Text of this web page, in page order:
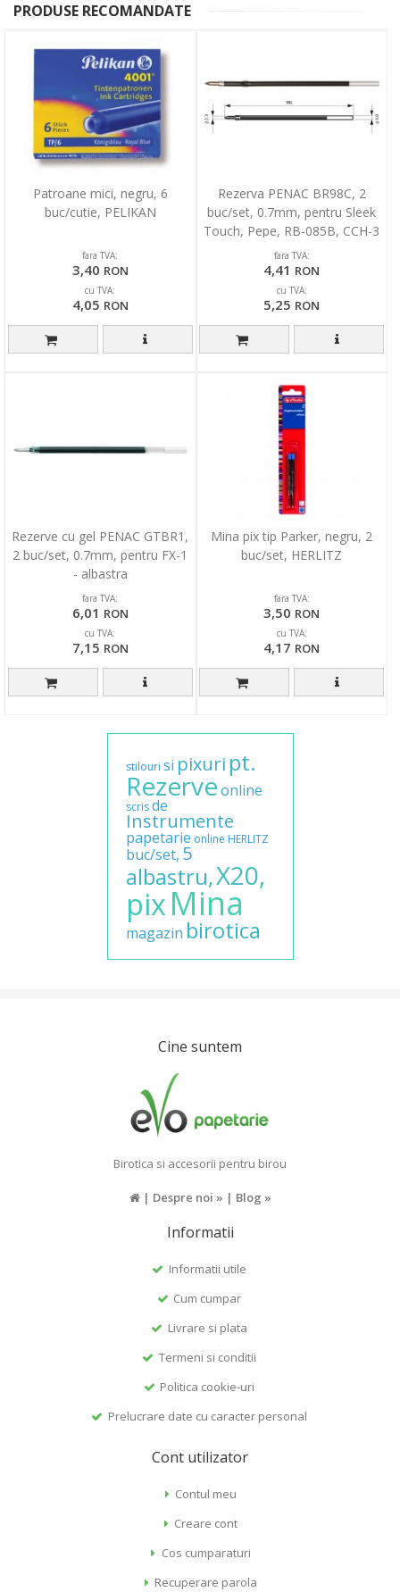
PRODUSE RECOMANDATE
Patroane mici, negru, 6
buc/cutie, PELIKAN
fara TVA:
3,40 RON
cu TVA:
4,05 RON
Rezerva PENAC BR98C, 2
buc/set, 0.7mm, pentru Sleek
Touch, Pepe, RB-085B, CCH-3
- albastra
fara TVA:
4,41 RON
cu TVA:
5,25 RON
Rezerve cu gel PENAC GTBR1,
2 buc/set, 0.7mm, pentru FX-1
- albastra
fara TVA:
6,01 RON
cu TVA:
7,15 RON
Mina pix tip Parker, negru, 2
buc/set, HERLITZ
fara TVA:
3,50 RON
cu TVA:
4,17 RON
stilouri si pixuri pt.
Rezerveonline
scris de
Instrumente
papetarie online HERLITZ
buc/set, 5
albastru,X20,
pixMina
magazin birotica
Cine suntem
Birotica si accesorii pentru birou
| Despre noi » | Blog »
Informatii
Informatii utile
Cum cumpar
Livrare si plata
Termeni si conditii
Politica cookie-uri
Prelucrare date cu caracter personal
Cont utilizator
Contul meu
Creare cont
Cos cumparaturi
Recuperare parola